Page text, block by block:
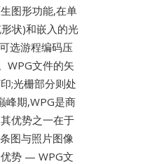
图形功能,在单
状)和嵌入的光
选游程编码压
WPG文件的矢
;光栅部分则处
峰期,WPG是商
优势之一在于
图与照片图像
优势 — WPG文